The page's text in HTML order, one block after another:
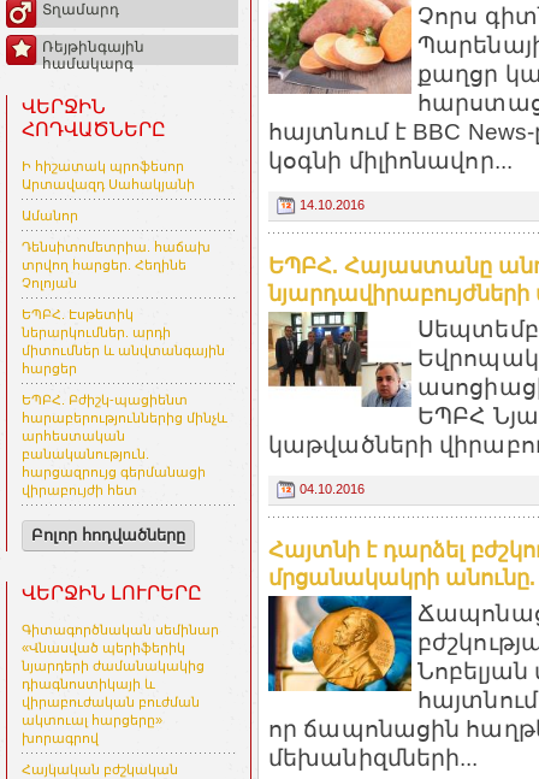
Տղամարդ
Ռեյթինգային
համակարգ
ՎԵՐՋԻՆ
ՀՈԴՎԱԾՆԵՐԸ
Ի հիշատակ պրոֆեսոր
Արտավազդ Սահակյանի
Ամանոր
Դենսիտոմետրիա. հաճախ
տրվող հարցեր. Հեղինե
Չոլոյան
ԵՊԲՀ. Էսթետիկ
ներարկումներ. արդի
միտումներ և անվտանգային
հարցեր
ԵՊԲՀ. Բժիշկ-պացիենտ
հարաբերություններից մինչև
արհեստական
բանականություն.
հարցազրույց գերմանացի
վիրաբույժի հետ
Բոլոր հոդվածները
ՎԵՐՋԻՆ ԼՈՒՐԵՐԸ
Գիտագործնական սեմինար
«Վնասված պերիֆերիկ
նյարդերի ժամանակակից
դիագնոստիկայի և
վիրաբուժական բուժման
ակտուալ հարցերը»
խորագրով
Հայկական բժշկական
Չորս
քաղցր
հայտնում է BBC
կօգնի միլիոնավոր...
14.10.2016
ԵՊԲՀ. Հայաստանը
ԵՊԲՀ
կաթվածների
04.10.2016
Հայտնի է դարձել
մրցանակակրի անունը.
որ ճապոնացին
մեխանիզմների...